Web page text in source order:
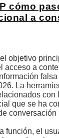
cómo
a
objetivo
acceso a
La
con
que se ha
función, el